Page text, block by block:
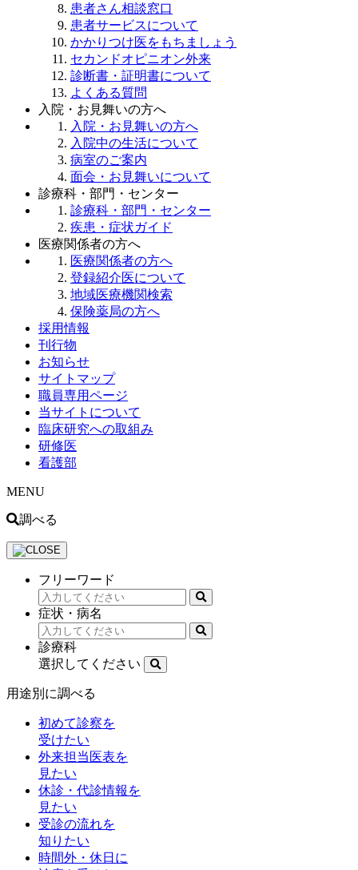
患者さん相談窓口
患者サービスについて
かかりつけ医をもちましょう
セカンドオピニオン外来
診断書・証明書について
よくある質問
入院・お見舞いの方へ
入院・お見舞いの方へ
入院中の生活について
病室のご案内
面会・お見舞いについて
診療科・部門・センター
診療科・部門・センター
疾患・症状ガイド
医療関係者の方へ
医療関係者の方へ
登録紹介医について
地域医療機関検索
保険薬局の方へ
採用情報
刊行物
お知らせ
サイトマップ
職員専用ページ
当サイトについて
臨床研究への取組み
研修医
看護部
MENU
調べる
フリーワード
症状・病名
診療科
選択してください
用途別に調べる
初めて診察を
受けたい
外来担当医表を
見たい
休診・代診情報を
見たい
受診の流れを
知りたい
時間外・休日に